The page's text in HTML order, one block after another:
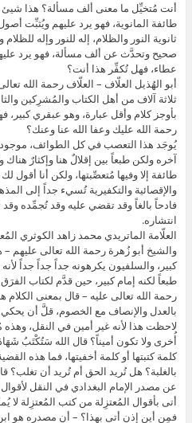
أنت مُتخيِّل ما معنى ألف مسألة؟ هذا شيئ
طائفة المانوية، فهو يرد عليهم ويُثبِّت
ثانوية النور والظلام، إله للنور وإله
صحيح وتحدَّث عن ألف مسألة، فهو يرد
عطاء، فهل تُكفِّر هذا أنت؟
أبو الهُذيل العلّاف – العلّاف رحمة الله
ثلاثة آلاف من أهل الكتاب والمُشرِكين
بأوجز كلام وأقل عبارة، وهو عبقري كبير،
رحمة الله عليك وعفا الله عنا وعنك؟
يُوجَد هذا التعصب في كل الطوائف، موجود
آخره ولكن طبعاً بين إقلالٌ هنا وإكثارٌ
طائفة إلا وفيها مُتعصِّبتها، ولكن أنا أقول
والإقصائية والتكفيرية تُسيء جداً إلى
فادحاً بالغاً وقد تقضي عليه وقد تُجمِّده
انتشاره.
العلّامة الماتريدي محمد زاهد الكوثري
والشيخ أبو زُهرة رحمة الله تعالى
كبير، والسلفيون يكرهونه جداً جداً جداً
طبعاً لكنه إمام كبير، حين قدَّم لكتاب
رحمة الله تعالى عليه – قال بمعنى
بالعدل والإنصاف مع الخصوم، قلَّ أن يحكي
لاحظت هذا لأنه غير أمين في النقل،
أُخرى ولا تكون أميناً؟ قال الله سَتُكْتَبُ
كلمة كتبتها أو كلمة أخفيتها، فما هذه
بالغلبة؟ هل تُريد الحق أم تُريد أن تغلب؟
عن مصدر الإمام البغدادي في النقل
أتى بأقوال المُعتزِلة من كتب المُعتزِلة لا